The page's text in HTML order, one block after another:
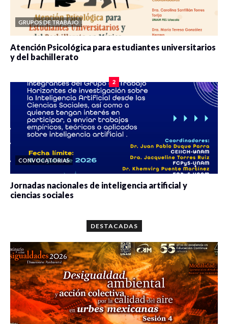
GRUPOS DE TRABAJO
Atención Psicológica para estudiantes universitarios
y del bachillerato
2
CONVOCATORIAS
Jornadas nacionales de inteligencia artificial y
ciencias sociales
DESTACADAS